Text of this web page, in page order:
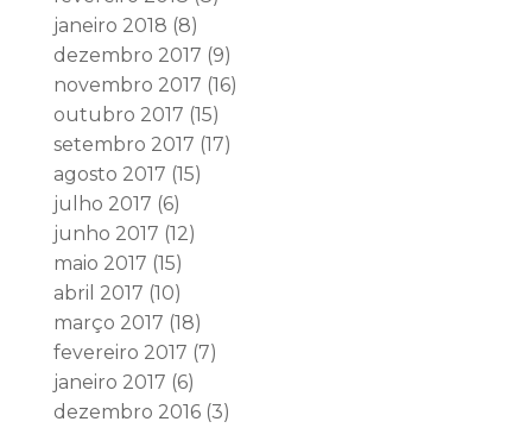
janeiro 2018 (8)
dezembro 2017 (9)
novembro 2017 (16)
outubro 2017 (15)
setembro 2017 (17)
agosto 2017 (15)
julho 2017 (6)
junho 2017 (12)
maio 2017 (15)
abril 2017 (10)
março 2017 (18)
fevereiro 2017 (7)
janeiro 2017 (6)
dezembro 2016(3)